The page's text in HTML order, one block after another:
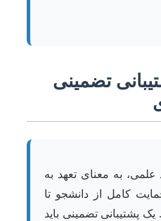
تضمینی
علمی، به معنای تعهد به
کامل از دانشجو تا
پشتیبانی تضمینی باید